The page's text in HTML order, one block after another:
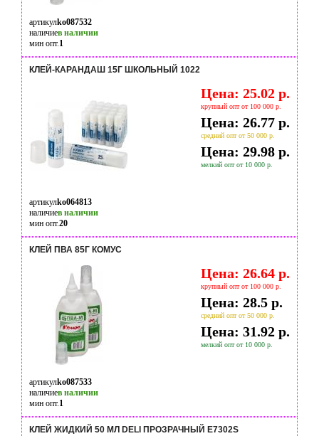
артикулko087532
наличиев наличии
мин опт.1
КЛЕЙ-КАРАНДАШ 15Г ШКОЛЬНЫЙ 1022
Цена: 25.02 р.
крупный опт от 100 000 р.
Цена: 26.77 р.
средний опт от 50 000 р.
Цена: 29.98 р.
мелкий опт от 10 000 р.
артикулko064813
наличиев наличии
мин опт.20
КЛЕЙ ПВА 85Г КОМУС
Цена: 26.64 р.
крупный опт от 100 000 р.
Цена: 28.5 р.
средний опт от 50 000 р.
Цена: 31.92 р.
мелкий опт от 10 000 р.
артикулko087533
наличиев наличии
мин опт.1
КЛЕЙ ЖИДКИЙ 50 МЛ DELI ПРОЗРАЧНЫЙ E7302S